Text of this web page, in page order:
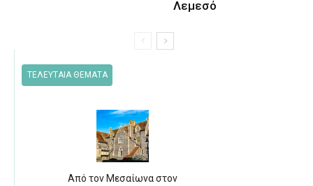
Λεμεσό
ΤΕΛΕΥΤΑΙΑ ΘΕΜΑΤΑ
Από τον Μεσαίωνα στον